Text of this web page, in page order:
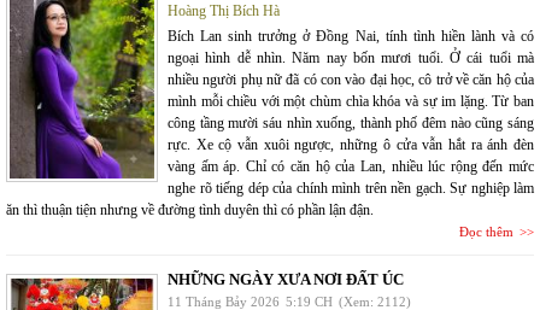
Hoàng Thị Bích Hà
Bích Lan sinh trưởng ở Đồng Nai, tính tình hiền lành và có
ngoại hình dễ nhìn. Năm nay bốn mươi tuổi. Ở cái tuổi mà
nhiều người phụ nữ đã có con vào đại học, cô trở về căn hộ của
mình mỗi chiều với một chùm chìa khóa và sự im lặng. Từ ban
công tầng mười sáu nhìn xuống, thành phố đêm nào cũng sáng
rực. Xe cộ vẫn xuôi ngược, những ô cửa vẫn hắt ra ánh đèn
vàng ấm áp. Chỉ có căn hộ của Lan, nhiều lúc rộng đến mức
nghe rõ tiếng dép của chính mình trên nền gạch. Sự nghiệp làm
ăn thì thuận tiện nhưng về đường tình duyên thì có phần lận đận.
Đọc thêm
NHỮNG NGÀY XƯA NƠI ĐẤT ÚC
11 Tháng Bảy 2026 5:19 CH (Xem: 2112)